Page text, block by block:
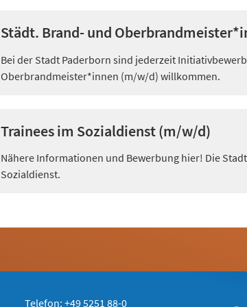
Städt. Brand- und
Bei der Stadt Paderborn sind jederzeit
Oberbrandmeister*innen (m/w/d) willkommen.
Trainees im Sozialdienst (m/w/d)
Nähere Informationen und Bewerbung hier! Die
Sozialdienst.
Telefon: +49 5251 88-0